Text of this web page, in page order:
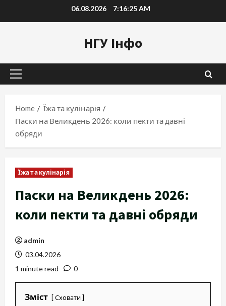
to
06.08.2026 7:16:26 AM
НГУ Інфо
Primary
Home
Їжа та кулінарія
Паски на Великдень 2026: коли пекти та давні
обряди
Їжа та кулінарія
Паски на Великдень 2026:
коли пекти та давні обряди
admin
03.04.2026
1 minute read
0
Зміст Сховати